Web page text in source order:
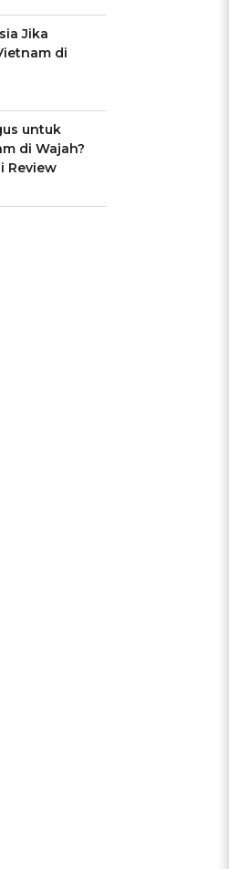
Jika
di
untuk
di Wajah?
Review